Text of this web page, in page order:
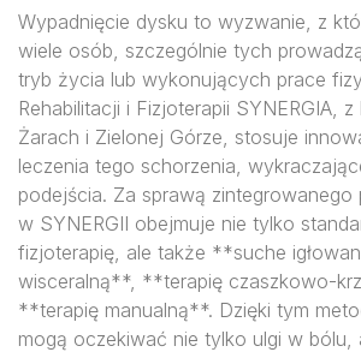
Wypadnięcie dysku to wyzwanie, z
wiele osób, szczególnie tych
tryb życia lub wykonujących prace
Rehabilitacji i Fizjoterapii SYNERGIA,
Żarach i Zielonej Górze, stosuje
leczenia tego schorzenia,
podejścia. Za sprawą zintegrowanego
w SYNERGII obejmuje nie tylko
fizjoterapię, ale także **suche
wisceralną**, **terapię czaszkowo-
**terapię manualną**. Dzięki tym
mogą oczekiwać nie tylko ulgi w bólu,